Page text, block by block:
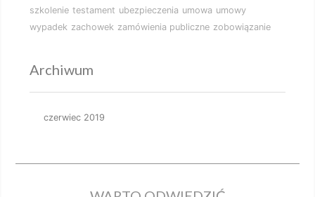
szkolenie testament ubezpieczenia umowa umowy
wypadek zachowek zamówienia publiczne zobowiązanie
Archiwum
czerwiec 2019